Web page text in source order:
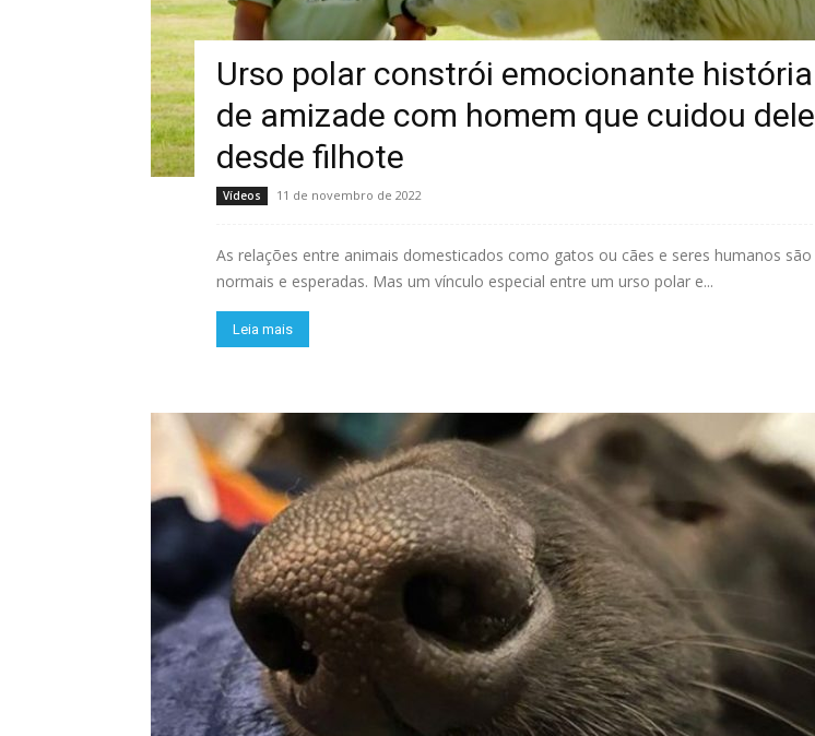
Urso polar constrói emocionante história
de amizade com homem que cuidou dele
desde filhote
Vídeos 11 de novembro de 2022
As relações entre animais domesticados como gatos ou cães e seres humanos são
normais e esperadas. Mas um vínculo especial entre um urso polar e...
Leia mais